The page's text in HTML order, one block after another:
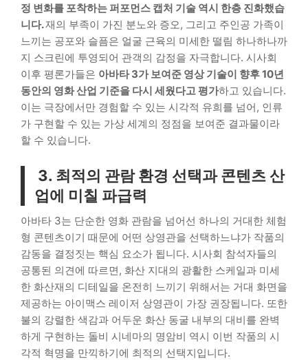
정 변화를 포착하는 퍼포먼스 캡처 기술 역시 한층 진화했습
니다.재의 부족이 가진 분노와 증오, 그리고 주인공 가족이
느끼는 공포와 슬픔은 얼굴 근육의 미세한 떨림 하나하나까
지 스크린에 투영되어 관객의 감정을 자극합니다. 시사회
이후 평론가들은 아바타 3가 보여준 영상 기술이 향후 10년
동안의 영화 산업 기준을 다시 세웠다고 평가하고 있습니다.
이는 극장에서만 경험할 수 있는 시각적 유희를 넘어, 인류
가 구현할 수 있는 가상 세계의 정점을 보여준 결과물이라
할 수 있습니다.
3. 최적의 관람 환경 선택과 콘텐츠 산
업에 미칠 파급력
아바타 3는 단순한 영화 관람을 넘어선 하나의 거대한 체험
형 콘텐츠이기 때문에 어떤 상영관을 선택하느냐가 작품의
감동을 결정짓는 핵심 요소가 됩니다. 시사회 참석자들의
공통된 의견에 따르면, 화산 지대의 광활한 스케일과 미세
한 화산재의 디테일을 온전히 느끼기 위해서는 거대 화면을
제공하는 아이맥스 레이저 상영관이 가장 권장됩니다. 또한
불의 강렬한 색감과 어두운 화산 동굴 내부의 대비를 완벽
하게 구현하는 돌비 시네마의 명암비 역시 이번 작품의 시
각적 혁명을 만끽하기에 최적의 선택지입니다.